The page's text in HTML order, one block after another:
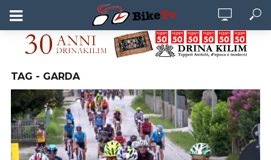
TAG - GARDA